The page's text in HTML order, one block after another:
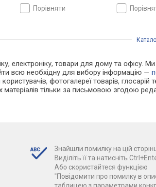
порівняти
електроніку, товари для дому та офісу.
всю необхідну для вибору інформацію —
користувачів, фотогалереї товарів, глосарій
тільки за письмовою згодою
Знайшли помилку на цій
Виділіть її та натисніть
Або скористайтеся функцією
"Повідомити про помилку в